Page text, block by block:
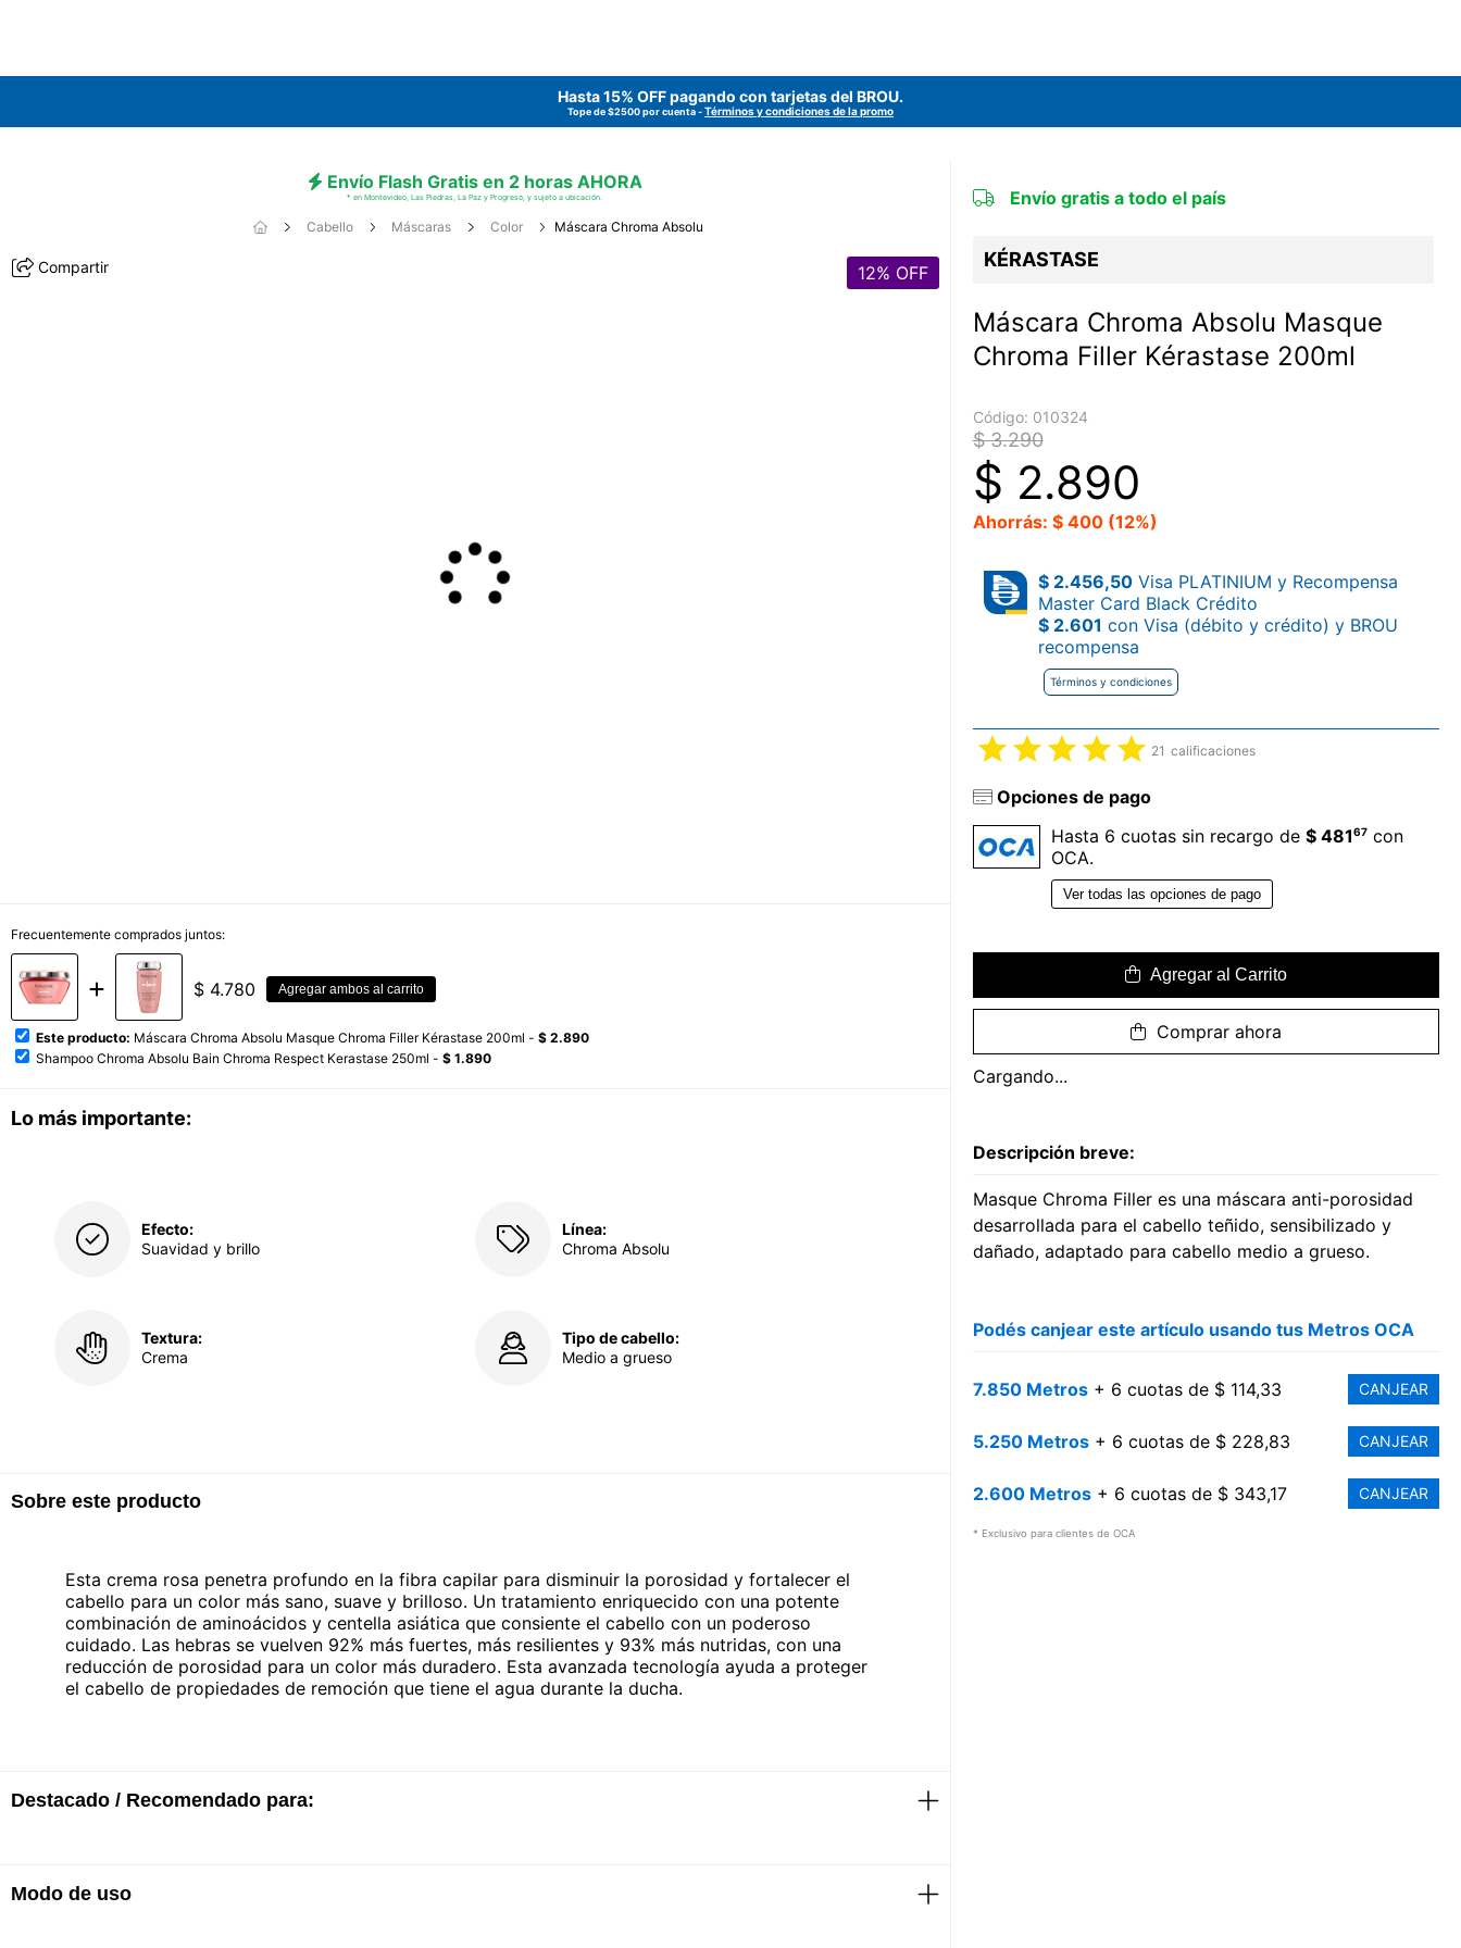
Hasta 15% OFF pagando con tarjetas del BROU.
Tope de $2500 por cuenta -Términos y condiciones de la promo
Envío Flash Gratis en 2 horas AHORA
* en Montevideo, Las Piedras, La Paz y Progreso, y sujeto a ubicación.
Cabello Máscaras Color Máscara Chroma Absolu
Compartir 12% OFF
Frecuentemente comprados juntos:
$ 4.780 Agregar ambos al carrito
Este producto: Máscara Chroma Absolu Masque Chroma Filler Kérastase 200ml - $ 2.890
Shampoo Chroma Absolu Bain Chroma Respect Kerastase 250ml - $ 1.890
Lo más importante:
Efecto:
Suavidad y brillo
Línea:
Chroma Absolu
Textura:
Crema
Tipo de cabello:
Medio a grueso
Sobre este producto
Esta crema rosa penetra profundo en la fibra capilar para disminuir la porosidad y fortalecer el
cabello para un color más sano, suave y brilloso. Un tratamiento enriquecido con una potente
combinación de aminoácidos y centella asiática que consiente el cabello con un poderoso
cuidado. Las hebras se vuelven 92% más fuertes, más resilientes y 93% más nutridas, con una
reducción de porosidad para un color más duradero. Esta avanzada tecnología ayuda a proteger
el cabello de propiedades de remoción que tiene el agua durante la ducha.
Destacado / Recomendado para:
· Uso tras uso, el cabello se vuelve más sano
Modo de uso
Envío gratis a todo el país
KÉRASTASE
Máscara Chroma Absolu Masque
Chroma Filler Kérastase 200ml
Código: 010324
$ 3.290
$ 2.890
Ahorrás: $ 400 (12%)
$ 2.456,50Visa PLATINIUM y Recompensa
Master Card Black Crédito
$ 2.601 con Visa (débito y crédito) y BROU
recompensa
Términos y condiciones
21 calificaciones
Opciones de pago
Hasta 6 cuotas sin recargo de $ 48167con
OCA.
Ver todas las opciones de pago
Agregar al Carrito
Comprar ahora
Cargando...
Descripción breve:
Masque Chroma Filler es una máscara anti-porosidad
desarrollada para el cabello teñido, sensibilizado y
dañado, adaptado para cabello medio a grueso.
Podés canjear este artículo usando tus Metros OCA
7.850 Metros+ 6 cuotas de $ 114,33 CANJEAR
5.250 Metros+ 6 cuotas de $ 228,83 CANJEAR
2.600 Metros+ 6 cuotas de $ 343,17 CANJEAR
* Exclusivo para clientes de OCA